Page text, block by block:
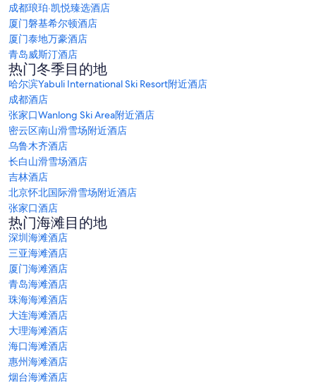
成都琅珀·凯悦臻选酒店
厦门磐基希尔顿酒店
厦门泰地万豪酒店
青岛威斯汀酒店
热门冬季目的地
哈尔滨Yabuli International Ski Resort附近酒店
成都酒店
张家口Wanlong Ski Area附近酒店
密云区南山滑雪场附近酒店
乌鲁木齐酒店
长白山滑雪场酒店
吉林酒店
北京怀北国际滑雪场附近酒店
张家口酒店
热门海滩目的地
深圳海滩酒店
三亚海滩酒店
厦门海滩酒店
青岛海滩酒店
珠海海滩酒店
大连海滩酒店
大理海滩酒店
海口海滩酒店
惠州海滩酒店
烟台海滩酒店